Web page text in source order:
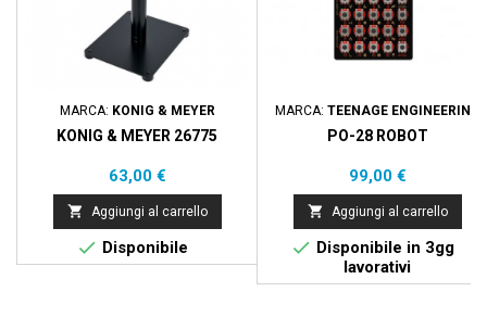
MARCA: KONIG & MEYER
KONIG & MEYER 26775
Prezzo
63,00 €
 Aggiungi al carrello
 Disponibile
MARCA: TEENAGE ENGINEERING
PO-28 ROBOT
Prezzo
99,00 €
 Aggiungi al carrello
 Disponibile in 3gg
lavorativi